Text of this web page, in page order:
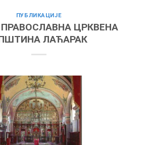
ПУБЛИКАЦИЈЕ
ЦРКВЕНА
ЛАЋАРАК